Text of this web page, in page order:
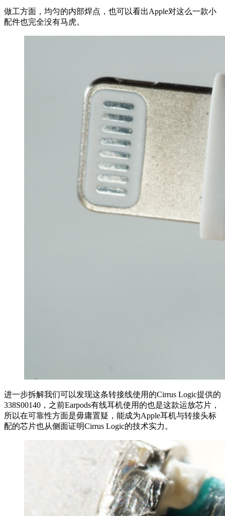
做工方面，均匀的内部焊点，也可以看出Apple对这么一款小
配件也完全没有马虎。
进一步拆解我们可以发现这条转接线使用的Cirrus Logic提供的
338S00140，之前Earpods有线耳机使用的也是这款运放芯片，
所以在可靠性方面是毋庸置疑，能成为Apple耳机与转接头标
配的芯片也从侧面证明Cirrus Logic的技术实力。